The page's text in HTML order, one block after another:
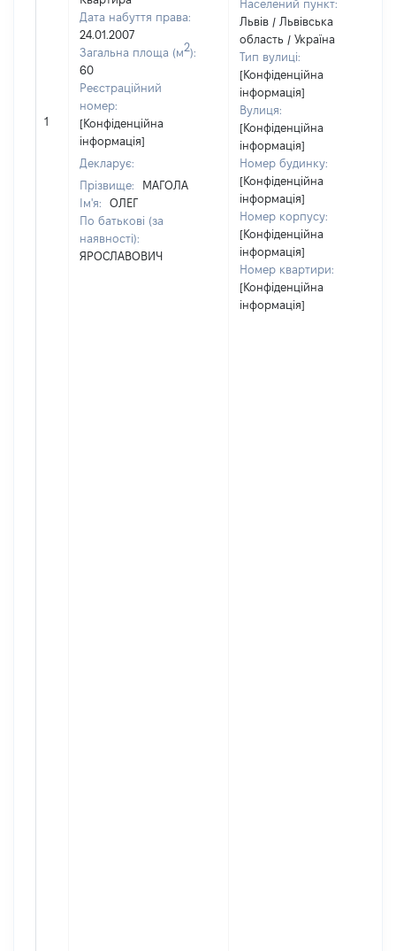
1
Дата набуття права:
24.01.2007
Загальна площа (м2):
60
Реєстраційний
номер:
[Конфіденційна
інформація]
Декларує:
Прізвище:
МАГОЛА
Ім'я:
ОЛЕГ
По батькові (за
наявності):
ЯРОСЛАВОВИЧ
Населений пункт:
Львів / Львівська
область / Україна
Тип вулиці:
[Конфіденційна
інформація]
Вулиця:
[Конфіденційна
інформація]
Номер будинку:
[Конфіденційна
інформація]
Номер корпусу:
[Конфіденційна
інформація]
Номер квартири:
[Конфіденційна
інформація]